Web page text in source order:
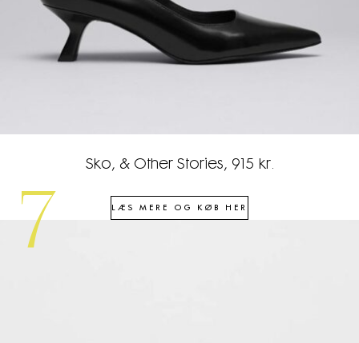
Sko, & Other Stories, 915 kr.
LÆS MERE OG KØB HER
7